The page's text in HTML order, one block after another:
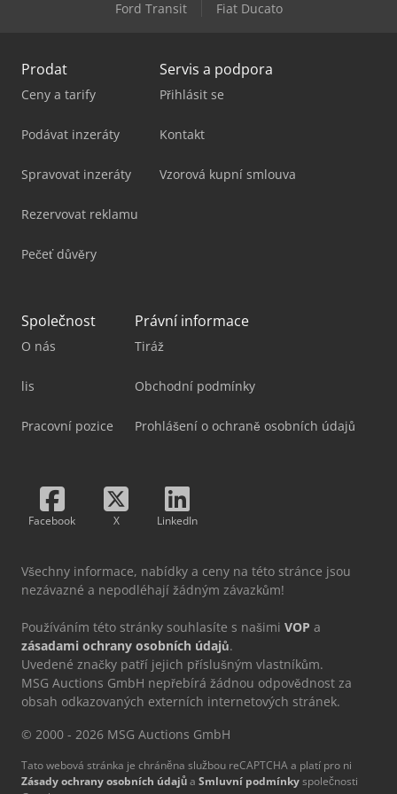
Ford Transit
Fiat Ducato
Prodat
Ceny a tarify
Podávat inzeráty
Spravovat inzeráty
Rezervovat reklamu
Pečeť důvěry
Servis a podpora
Přihlásit se
Kontakt
Vzorová kupní smlouva
Společnost
O nás
lis
Pracovní pozice
Právní informace
Tiráž
Obchodní podmínky
Prohlášení o ochraně osobních údajů
Facebook X LinkedIn
Všechny informace, nabídky a ceny na této stránce jsou
nezávazné a nepodléhají žádným závazkům!
Používáním této stránky souhlasíte s našimi VOP a
zásadami ochrany osobních údajů.
Uvedené značky patří jejich příslušným vlastníkům.
MSG Auctions GmbH nepřebírá žádnou odpovědnost za
obsah odkazovaných externích internetových stránek.
© 2000 - 2026 MSG Auctions GmbH
Tato webová stránka je chráněna službou reCAPTCHA a platí pro ni
Zásady ochrany osobních údajůa Smluvní podmínkyspolečnosti